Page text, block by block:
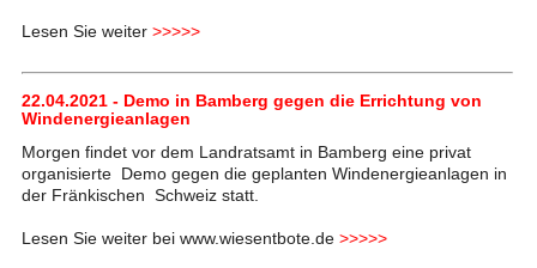
Lesen Sie weiter >>>>>
22.04.2021 - Demo in Bamberg gegen die Errichtung von
Windenergieanlagen
Morgen findet vor dem Landratsamt in Bamberg eine privat
organisierte Demo gegen die geplanten Windenergieanlagen in
der Fränkischen Schweiz statt.
Lesen Sie weiter bei www.wiesentbote.de >>>>>